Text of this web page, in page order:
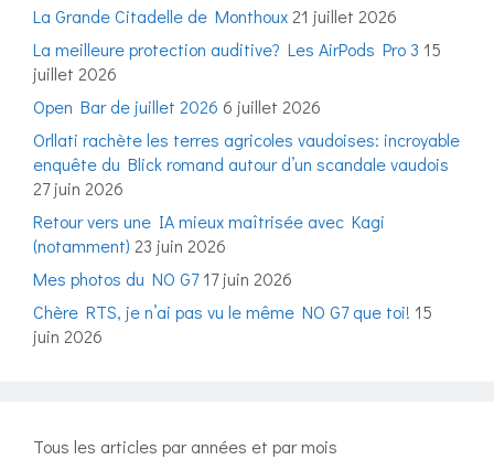
La Grande Citadelle de Monthoux 21 juillet 2026
La meilleure protection auditive? Les AirPods Pro 3 15
juillet 2026
Open Bar de juillet 2026 6 juillet 2026
Orllati rachète les terres agricoles vaudoises: incroyable
enquête du Blick romand autour d’un scandale vaudois
27 juin 2026
Retour vers une IA mieux maîtrisée avec Kagi
(notamment) 23 juin 2026
Mes photos du NO G7 17 juin 2026
Chère RTS, je n’ai pas vu le même NO G7 que toi! 15
juin 2026
Tous les articles par années et par mois